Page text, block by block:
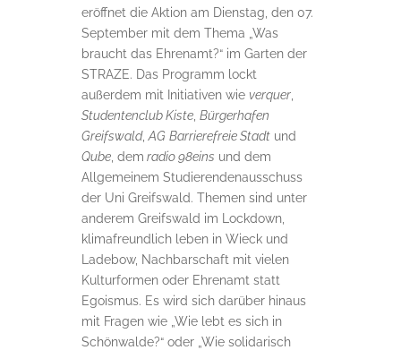
eröffnet die Aktion am Dienstag, den 07.
September mit dem Thema „Was
braucht das Ehrenamt?“ im Garten der
STRAZE. Das Programm lockt
außerdem mit Initiativen wie verquer,
Studentenclub Kiste, Bürgerhafen
Greifswald,AG Barrierefreie Stadtund
Qube, dem radio 98eins und dem
Allgemeinem Studierendenausschuss
der Uni Greifswald. Themen sind unter
anderem Greifswald im Lockdown,
klimafreundlich leben in Wieck und
Ladebow, Nachbarschaft mit vielen
Kulturformen oder Ehrenamt statt
Egoismus. Es wird sich darüber hinaus
mit Fragen wie „Wie lebt es sich in
Schönwalde?“ oder „Wie solidarisch